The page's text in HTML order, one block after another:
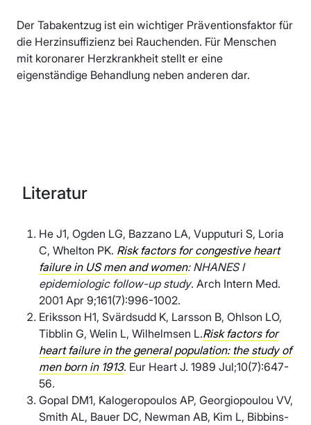
Der Tabakentzug ist ein wichtiger Präventionsfaktor für
die Herzinsuffizienz bei Rauchenden. Für Menschen
mit koronarer Herzkrankheit stellt er eine
eigenständige Behandlung neben anderen dar.
Literatur
He J1, Ogden LG, Bazzano LA, Vupputuri S, Loria
C, Whelton PK. Risk factors for congestive heart
failure in US men and women: NHANES I
epidemiologic follow-up study. Arch Intern Med.
2001 Apr 9;161(7):996-1002.
Eriksson H1, Svärdsudd K, Larsson B, Ohlson LO,
Tibblin G, Welin L, Wilhelmsen L.Risk factors for
heart failure in the general population: the study of
men born in 1913. Eur Heart J. 1989 Jul;10(7):647-
56.
Gopal DM1, Kalogeropoulos AP, Georgiopoulou VV,
Smith AL, Bauer DC, Newman AB, Kim L, Bibbins-